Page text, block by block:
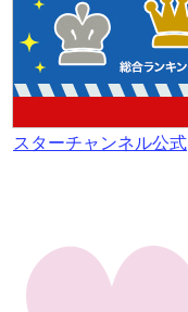
スターチャンネル公式